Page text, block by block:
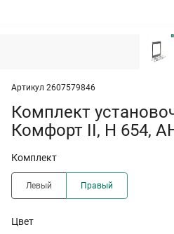
Артикул 2607579846
Комплект
Комфорт II, H 654,
Комплект
Левый Правый
Цвет